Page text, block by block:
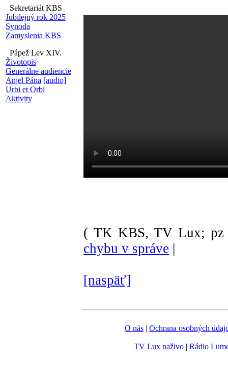
Sekretariát KBS
Jubilejný rok 2025
Synoda
Zamyslenia KBS
Pápež Lev XIV.
Životopis
Generálne audiencie
Anjel Pána [audio]
Urbi et Orbi
Aktivity
( TK KBS, TV Lux; pz
chybu v správe |
[naspäť]
O nás | Ochrana osobných
TV Lux naživo| Rádio